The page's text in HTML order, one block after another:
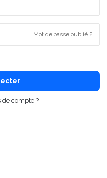
Mot de passe oublié ?
de compte ?